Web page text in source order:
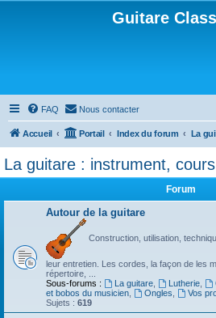
Guitare
FAQ Nous contacter
Accueil Portail Index du forum
La guitare : instrument,
Forum
Autour de la guitare
Construction, utilisation,
leur entretien. Les cordes, la façon de les
répertoire, ...
Sous-forums :
La guitare, Lutherie,
et bobos du musicien
Ongles
Vos
Sujets : 619